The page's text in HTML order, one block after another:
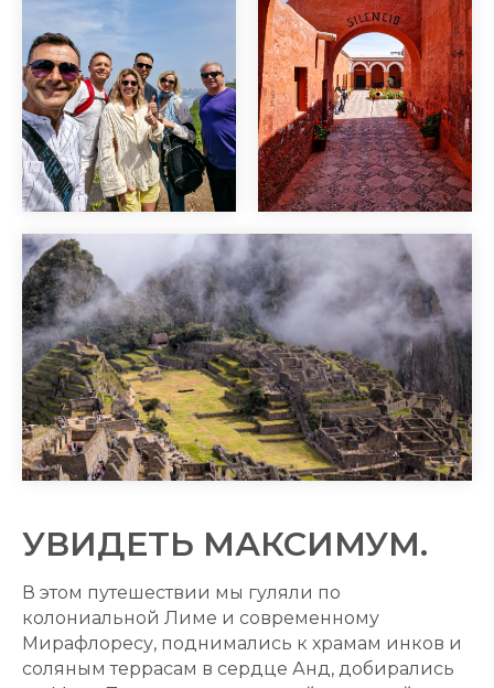
УВИДЕТЬ МАКСИМУМ.
В этом путешествии мы гуляли по
колониальной Лиме и современному
Мирафлоресу, поднимались к храмам инков и
соляным террасам в сердце Анд, добирались